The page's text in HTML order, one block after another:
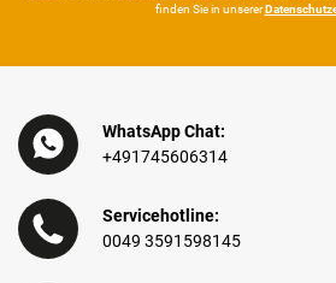
finden Sie in unserer
WhatsApp Chat:
+491745606314
Servicehotline:
0049 3591598145